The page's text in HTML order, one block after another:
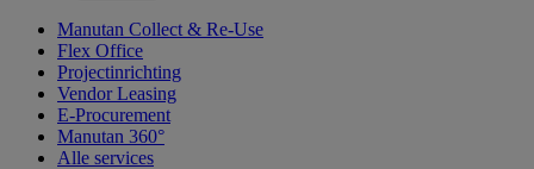
Manutan Collect & Re-Use
Flex Office
Projectinrichting
Vendor Leasing
E-Procurement
Manutan 360°
Alle services